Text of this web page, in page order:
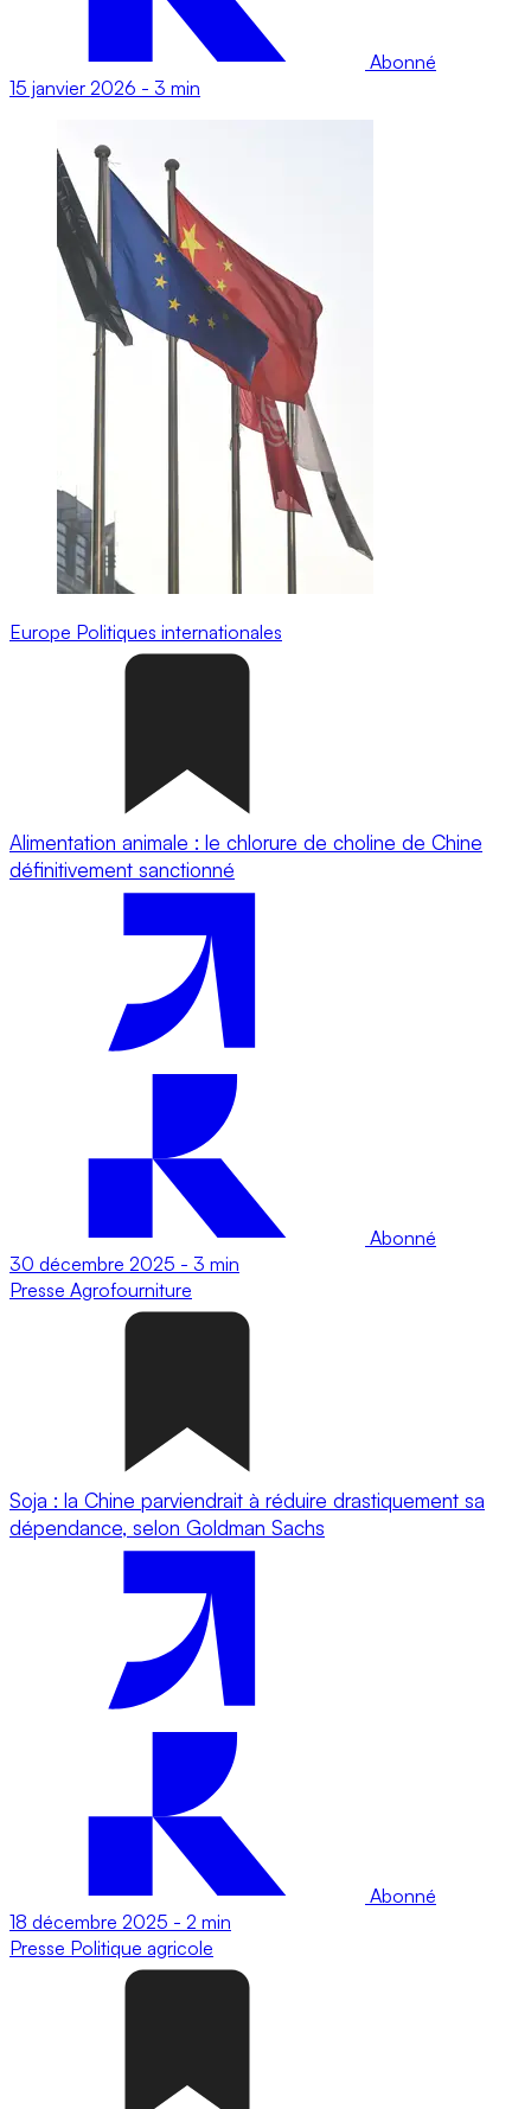
Abonné
15 janvier 2026 - 3 min
Europe Politiques internationales
Alimentation animale : le chlorure de choline de Chine
définitivement sanctionné
Abonné
30 décembre 2025 - 3 min
Presse Agrofourniture
Soja : la Chine parviendrait à réduire drastiquement sa
dépendance, selon Goldman Sachs
Abonné
18 décembre 2025 - 2 min
Presse Politique agricole